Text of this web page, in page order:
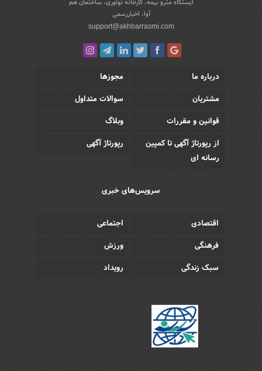
ایستگاه مترو بیمه، کارخانه نوآوری، ساختمان هم
آوا، اخباررسمی
support@akhbarrasmi.com
درباره ما
مجوزها
مشتریان
سوالات متداول
قوانین و مقررات
وبلاگ
از رپورتاژ آگهی تا کمپین
رسانه ای
رپورتاژ آگهی
سرویس‌های خبری
اقتصادی
اجتماعی
فرهنگی
ورزش
سبک زندگی
رویداد